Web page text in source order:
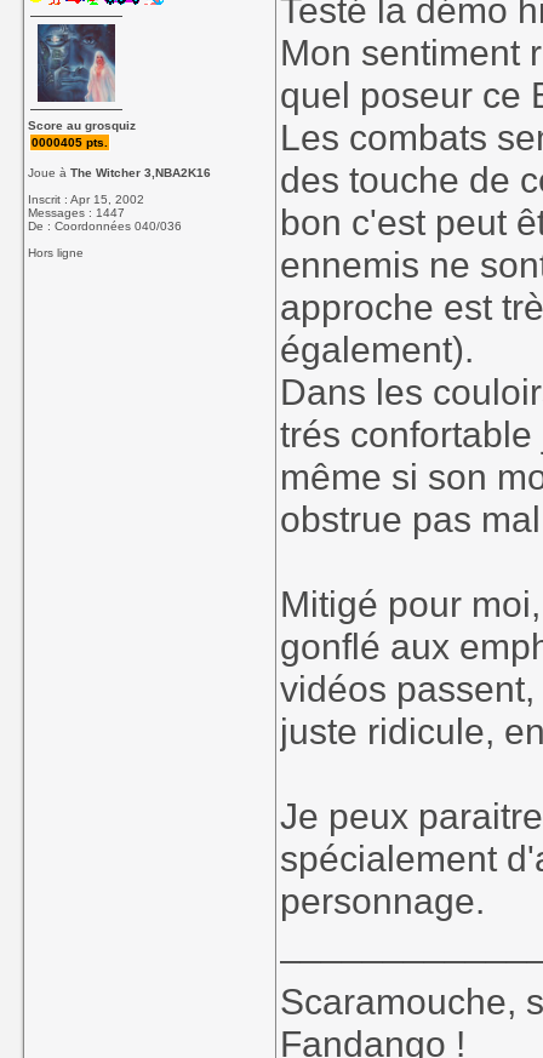
Score au grosquiz
0000405 pts.
Joue àThe Witcher 3,NBA2K16
Inscrit : Apr 15, 2002
Messages : 1447
De : Coordonnées 040/036
Hors ligne
Testé la démo
Mon sentiment
quel poseur ce
Les combats
des touche de
bon c'est peut
ennemis ne
approche est
également).
Dans les
trés
même si son
obstrue pas
Mitigé pour
gonflé aux
vidéos
juste ridicule,
Je peux
spécialement
personnage.
Scaramouche,
Fandango !